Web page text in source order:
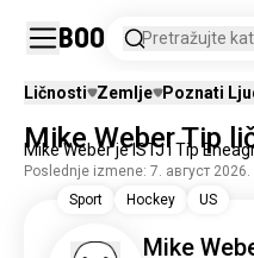
Boo
Pretražujte
Ličnosti Zemlje Poznati
Mike Weber Tip
Mike Weber je ISTJ i Tip
Poslednje izmene: 7. август 2026.
Mike
Sport Hockey US